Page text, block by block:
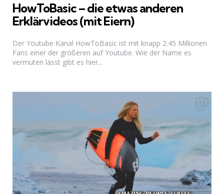
HowToBasic – die etwas anderen
Erklärvideos (mit Eiern)
Der Youtube Kanal HowToBasic ist mit knapp 2.45 Millionen
Fans einer der größeren auf Youtube. Wie der Name es
vermuten lässt gibt es hier...